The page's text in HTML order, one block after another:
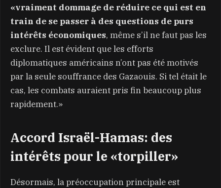
«vraiment dommage de réduire ce qui est en
train de se passer à des questions de purs
intérêts économiques, même s’il ne faut pas les
exclure. Il est évident que les efforts
diplomatiques américains n’ont pas été motivés
par la seule souffrance des Gazaouis. Si tel était le
cas, les combats auraient pris fin beaucoup plus
rapidement.»
Accord Israël-Hamas: des
intérêts pour le «torpiller»
Désormais, la préoccupation principale est